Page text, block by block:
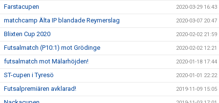
Farstacupen 2020-03-29 16:43
matchcamp Älta IP blandade Reymerslag 2020-03-07 20:47
Blixten Cup 2020 2020-02-02 21:59
Futsalmatch (P10:1) mot Grödinge 2020-02-02 12:21
futsalmatch mot Mälarhöjden! 2020-01-18 17:44
ST-cupen i Tyresö 2020-01-01 22:22
Futsalpremiären avklarad! 2019-11-09 15:05